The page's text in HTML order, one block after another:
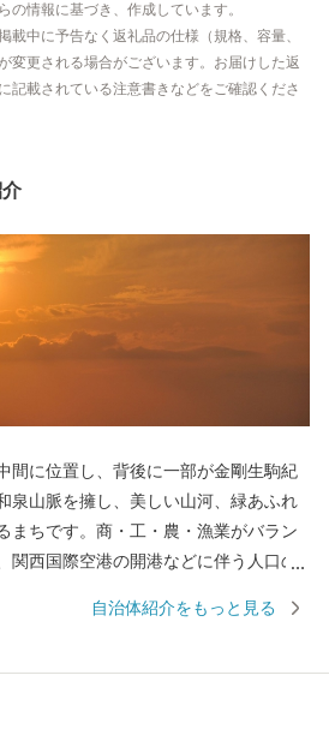
の情報に基づき、作成しています。
載中に予告なく返礼品の仕様（規格、容量、
変更される場合がございます。お届けした返
記載されている注意書きなどをご確認くださ
間に位置し、背後に一部が金剛生駒紀
泉山脈を擁し、美しい山河、緑あふれ
まちです。商・工・農・漁業がバラン
関西国際空港の開港などに伴う人口の
佐野」に旧国名和泉を冠したもので、
自治体紹介をもっと見る